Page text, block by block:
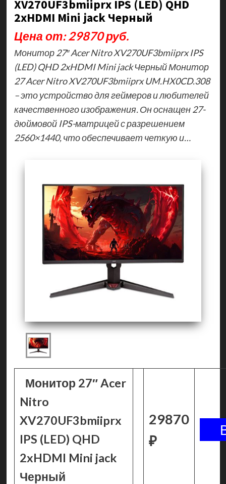
XV270UF3bmiiprx IPS (LED) QHD
2xHDMI Mini jack Черный
Цена от: 29870 руб.
Монитор 27″ Acer Nitro XV270UF3bmiiprx IPS
(LED) QHD 2xHDMI Mini jack Черный Монитор
27 Acer Nitro XV270UF3bmiiprx UM.HX0CD.308
– это устройство для геймеров и любителей
качественного изображения. Он оснащен 27-
дюймовой IPS-матрицей с разрешением
2560×1440, что обеспечивает четкую и…
Монитор 27″ Acer
Nitro
XV270UF3bmiiprx
IPS (LED) QHD
2xHDMI Mini jack
Черный
29870
₽